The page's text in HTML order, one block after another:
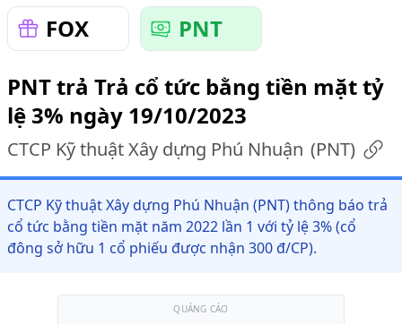
FOX
PNT
PNT trả Trả cổ tức bằng tiền mặt tỷ
lệ 3% ngày 19/10/2023
CTCP Kỹ thuật Xây dựng Phú Nhuận (PNT)
CTCP Kỹ thuật Xây dựng Phú Nhuận (PNT) thông báo trả
cổ tức bằng tiền mặt năm 2022 lần 1 với tỷ lệ 3% (cổ
đông sở hữu 1 cổ phiếu được nhận 300 đ/CP).
QUẢNG CÁO